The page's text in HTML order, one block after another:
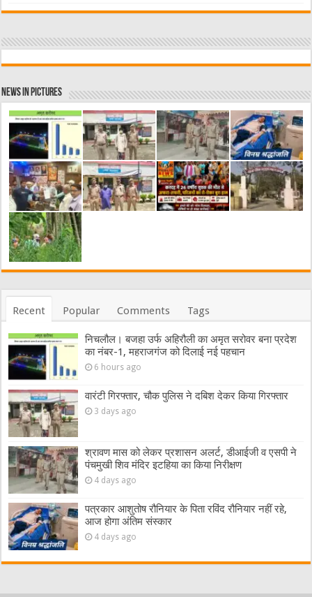
News in Pictures
Recent Popular Comments Tags
निचलौल। बजहा उर्फ अहिरौली का अमृत सरोवर बना प्रदेश
का नंबर-1, महराजगंज को दिलाई नई पहचान
6 hours ago
वारंटी गिरफ्तार, चौक पुलिस ने दबिश देकर किया गिरफ्तार
3 days ago
श्रावण मास को लेकर प्रशासन अलर्ट, डीआईजी व एसपी ने
पंचमुखी शिव मंदिर इटहिया का किया निरीक्षण
4 days ago
पत्रकार आशुतोष रौनियार के पिता रविंद रौनियार नहीं रहे,
आज होगा अंतिम संस्कार
4 days ago